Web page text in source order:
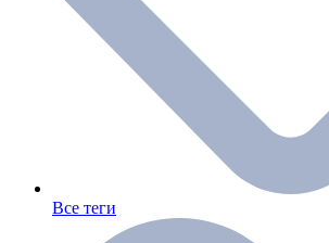
Все теги